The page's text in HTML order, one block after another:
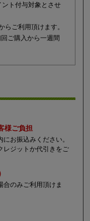
ント付与対象とさせ
らご利用頂けます。
ご購入から一週間
様ご負担
お振込みください。
レジットか代引きをご
合のみご利用頂けま